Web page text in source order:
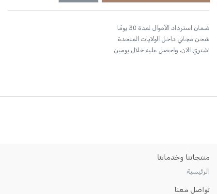
ضمان استرداد الأموال لمدة 30 يومًا
شحن مجاني داخل الولايات المتحدة
اشتري الآن، واحصل عليه خلال يومين
منتجاتنا وخدماتنا
الرئيسية
تواصل معنا